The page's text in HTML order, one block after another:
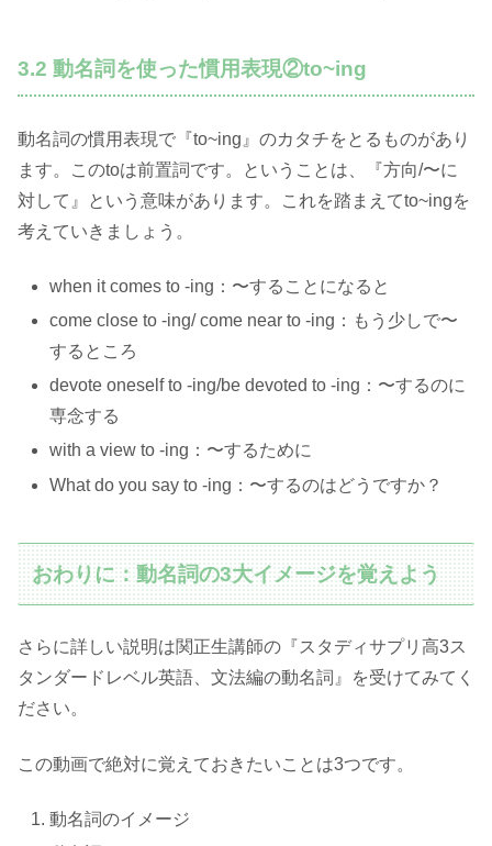
3.2 動名詞を使った慣用表現②to~ing
動名詞の慣用表現で『to~ing』のカタチをとるものがあり
ます。このtoは前置詞です。ということは、『方向/〜に
対して』という意味があります。これを踏まえてto~ingを
考えていきましょう。
when it comes to -ing：〜することになると
come close to -ing/ come near to -ing：もう少しで〜
するところ
devote oneself to -ing/be devoted to -ing：〜するのに
専念する
with a view to -ing：〜するために
What do you say to -ing：〜するのはどうですか？
おわりに：動名詞の3大イメージを覚えよう
さらに詳しい説明は関正生講師の『スタディサプリ高3ス
タンダードレベル英語、文法編の動名詞』を受けてみてく
ださい。
この動画で絶対に覚えておきたいことは3つです。
動名詞のイメージ